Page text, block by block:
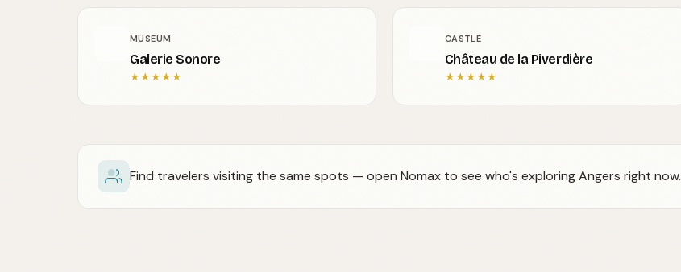
MUSEUM
Galerie Sonore
★★★★★
CASTLE
Château de la Piverdière
★★★★★
Find travelers visiting the same spots — open Nomax to see who's exploring Angers right now.